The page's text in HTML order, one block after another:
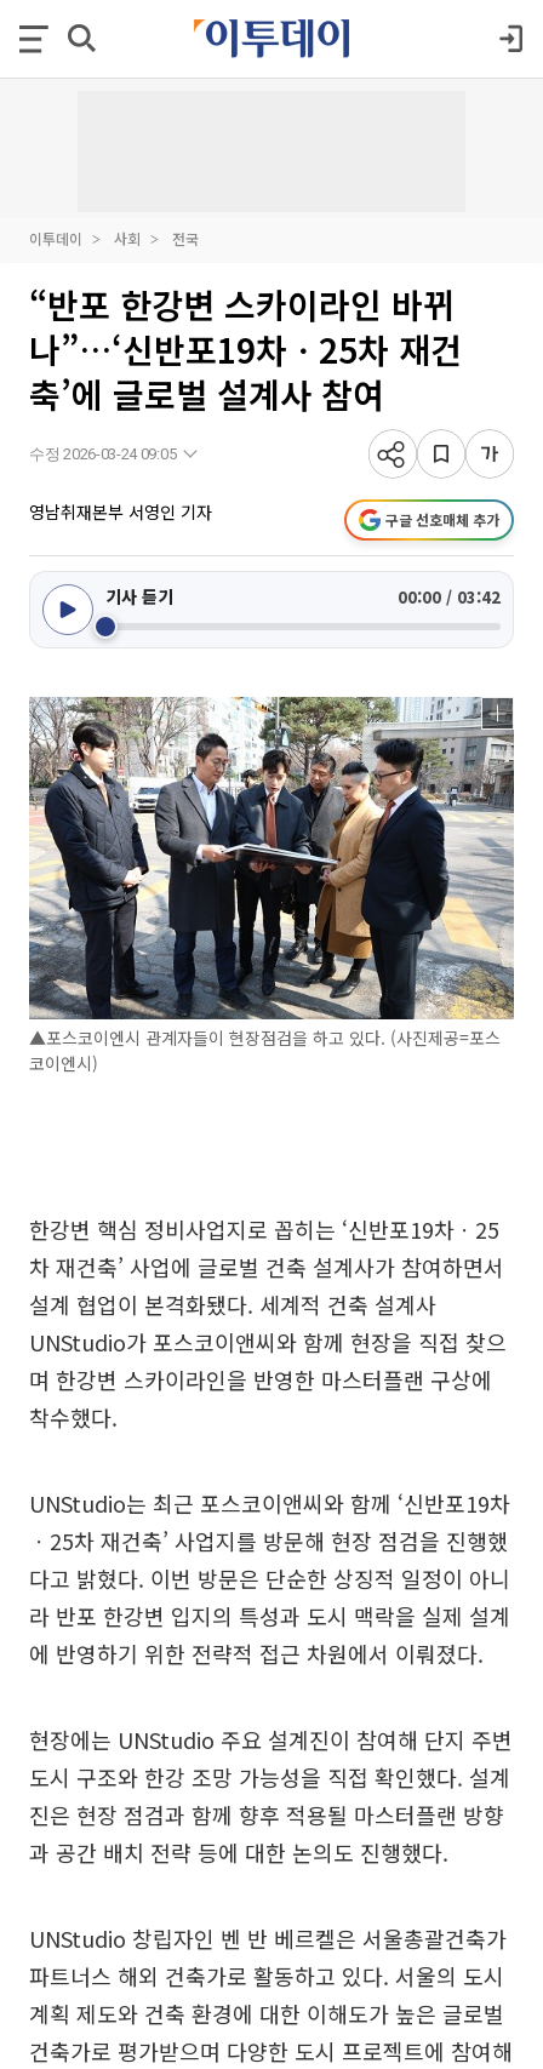
이투데이 사회 전국
“반포 한강변 스카이라인 바뀌
나”…‘신반포19차ㆍ25차 재건
축’에 글로벌 설계사 참여
수정 2026-03-24 09:05
영남취재본부 서영인 기자 구글 선호매체 추가
기사 듣기 00:00 / 03:42
▲포스코이엔시 관계자들이 현장점검을 하고 있다. (사진제공=포스
코이엔시)
한강변 핵심 정비사업지로 꼽히는 ‘신반포19차ㆍ25
차 재건축’ 사업에 글로벌 건축 설계사가 참여하면서
설계 협업이 본격화됐다. 세계적 건축 설계사
UNStudio가 포스코이앤씨와 함께 현장을 직접 찾으
며 한강변 스카이라인을 반영한 마스터플랜 구상에
착수했다.
UNStudio는 최근 포스코이앤씨와 함께 ‘신반포19차
ㆍ25차 재건축’ 사업지를 방문해 현장 점검을 진행했
다고 밝혔다. 이번 방문은 단순한 상징적 일정이 아니
라 반포 한강변 입지의 특성과 도시 맥락을 실제 설계
에 반영하기 위한 전략적 접근 차원에서 이뤄졌다.
현장에는 UNStudio 주요 설계진이 참여해 단지 주변
도시 구조와 한강 조망 가능성을 직접 확인했다. 설계
진은 현장 점검과 함께 향후 적용될 마스터플랜 방향
과 공간 배치 전략 등에 대한 논의도 진행했다.
UNStudio 창립자인 벤 반 베르켈은 서울총괄건축가
파트너스 해외 건축가로 활동하고 있다. 서울의 도시
계획 제도와 건축 환경에 대한 이해도가 높은 글로벌
건축가로 평가받으며 다양한 도시 프로젝트에 참여해